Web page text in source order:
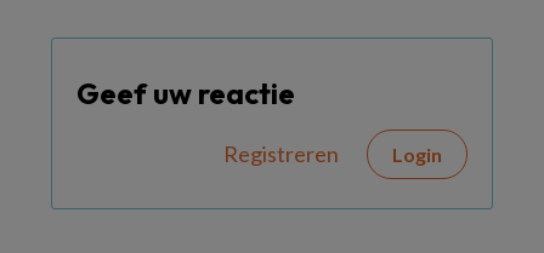
Geef uw reactie
Registreren Login